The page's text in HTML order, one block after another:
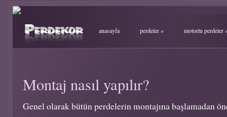
anasayfa perdeler» motorlu perdeler
Montaj nasıl yapılır?
Genel olarak bütün perdelerin montajına başlamadan